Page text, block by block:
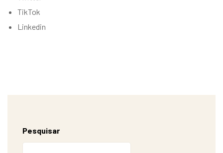
TikTok
Linkedin
Pesquisar